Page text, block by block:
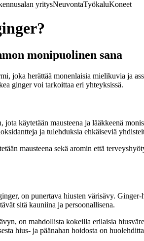
yritysNeuvontaTyökaluKoneet
monipuolinen sana
joka herättää monenlaisia mielikuvia ja
ginger voi tarkoittaa eri yhteyksissä.
käytetään mausteena ja lääkkeenä
ja tulehduksia ehkäiseviä
mausteena sekä aromin että
on punertava hiusten värisävy.
sitä kauniina ja persoonallisena.
on mahdollista kokeilla erilaisia
hius- ja päänahan hoidosta on